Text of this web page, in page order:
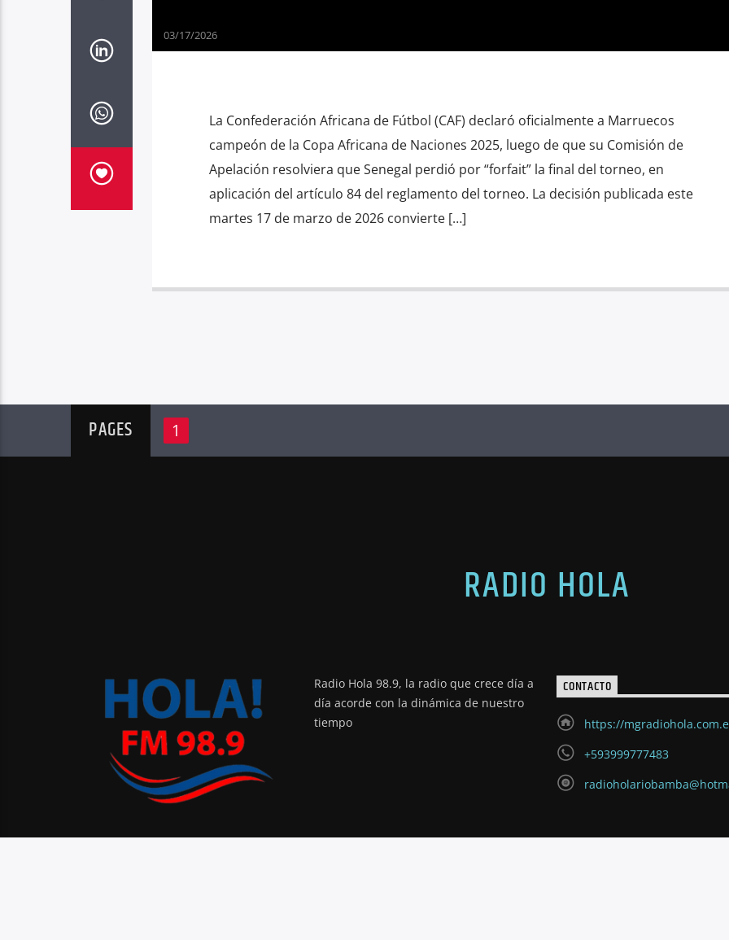
03/17/2026
La Confederación Africana de Fútbol (CAF) declaró oficialmente a Marruecos
campeón de la Copa Africana de Naciones 2025, luego de que su Comisión de
Apelación resolviera que Senegal perdió por “forfait” la final del torneo, en
aplicación del artículo 84 del reglamento del torneo. La decisión publicada este
martes 17 de marzo de 2026 convierte […]
PAGES 1
RADIO HOLA
Radio Hola 98.9, la radio que crece día a
día acorde con la dinámica de nuestro
tiempo
CONTACTO
https://
+593999777483